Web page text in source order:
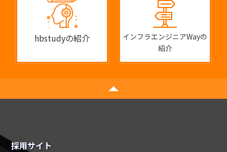
hbstudyの紹介
インフラエンジニアWayの
紹介
採用サイト